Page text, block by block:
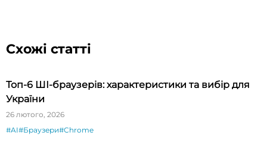
Схожі статті
Топ-6 ШІ-браузерів: характеристики та вибір для
України
26 лютого, 2026
#AI#Браузери#Chrome